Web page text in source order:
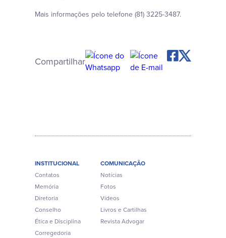
Mais informações pelo telefone (81) 3225-3487.
Compartilhar
INSTITUCIONAL
Contatos
Memória
Diretoria
Conselho
Ética e Disciplina
Corregedoria
COMUNICAÇÃO
Notícias
Fotos
Vídeos
Livros e Cartilhas
Revista Advogar